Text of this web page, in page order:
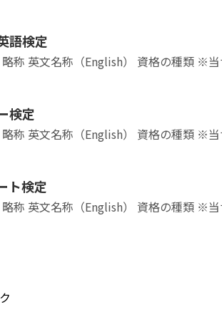
語検定
称 英文名称（English） 資格の種類 ※
検定
称 英文名称（English） 資格の種類 ※
ト検定
称 英文名称（English） 資格の種類 ※